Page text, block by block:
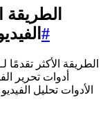
الطريقة
#
الطريقة الأكثر تقدمًا
أدوات تحرير
الأدوات تحليل